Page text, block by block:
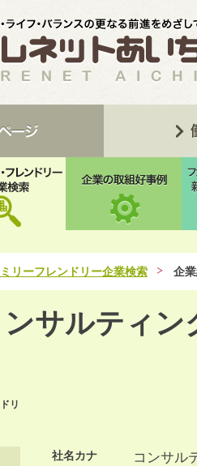
リーフレンドリー企業検索 企
サルティン
リ
社名カナ コンサル